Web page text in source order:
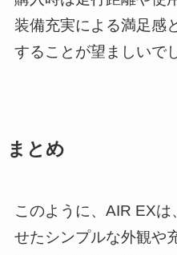
装備充実による満足感
することが望ましいで
まとめ
このように、AIR EX
せたシンプルな外観や